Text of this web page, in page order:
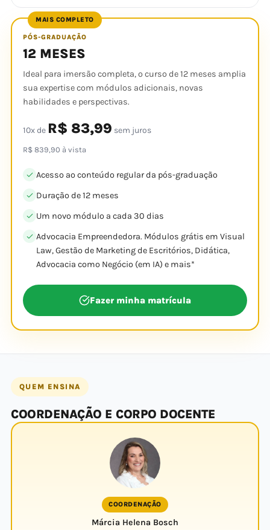
MAIS COMPLETO
PÓS-GRADUAÇÃO
12 MESES
Ideal para imersão completa, o curso de 12 meses amplia
sua expertise com módulos adicionais, novas
habilidades e perspectivas.
10x de R$ 83,99 sem juros
R$ 839,90 à vista
Acesso ao conteúdo regular da pós-graduação
Duração de 12 meses
Um novo módulo a cada 30 dias
Advocacia Empreendedora. Módulos grátis em Visual
Law, Gestão de Marketing de Escritórios, Didática,
Advocacia como Negócio (em IA) e mais*​
Fazer minha matrícula
QUEM ENSINA
COORDENAÇÃO E CORPO DOCENTE
COORDENAÇÃO
Márcia Helena Bosch